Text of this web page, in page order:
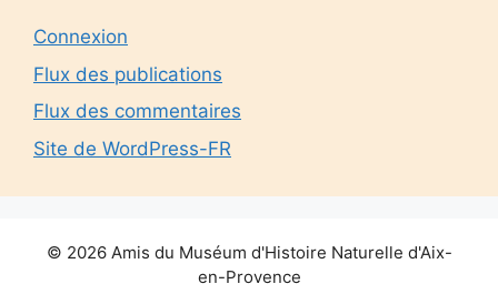
Connexion
Flux des publications
Flux des commentaires
Site de WordPress-FR
© 2026 Amis du Muséum d'Histoire Naturelle d'Aix-
en-Provence